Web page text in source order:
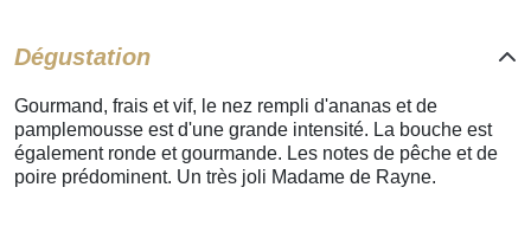
Dégustation
Gourmand, frais et vif, le nez rempli d'ananas et de
pamplemousse est d'une grande intensité. La bouche est
également ronde et gourmande. Les notes de pêche et de
poire prédominent. Un très joli Madame de Rayne.